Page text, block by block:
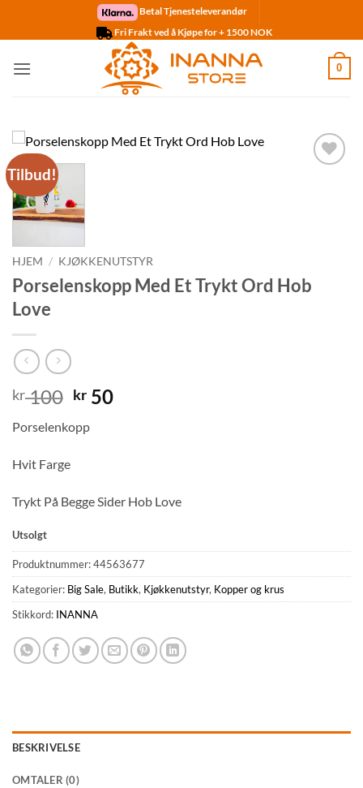
Betal Tjenesteleverandør
Fri Frakt ved å Kjøpe for + 1500 NOK
0
Tilbud!
HJEM / KJØKKENUTSTYR
Porselenskopp Med Et Trykt Ord Hob
Love
kr100 Opprinnelig
var:
kr 50Nåværende
Porselenkopp
Hvit Farge
Trykt På Begge Sider Hob Love
Utsolgt
Produktnummer:44563677
Kategorier: Big Sale, Butikk, Kjøkkenutstyr, Kopper og krus
Stikkord: INANNA
BESKRIVELSE
OMTALER (0)